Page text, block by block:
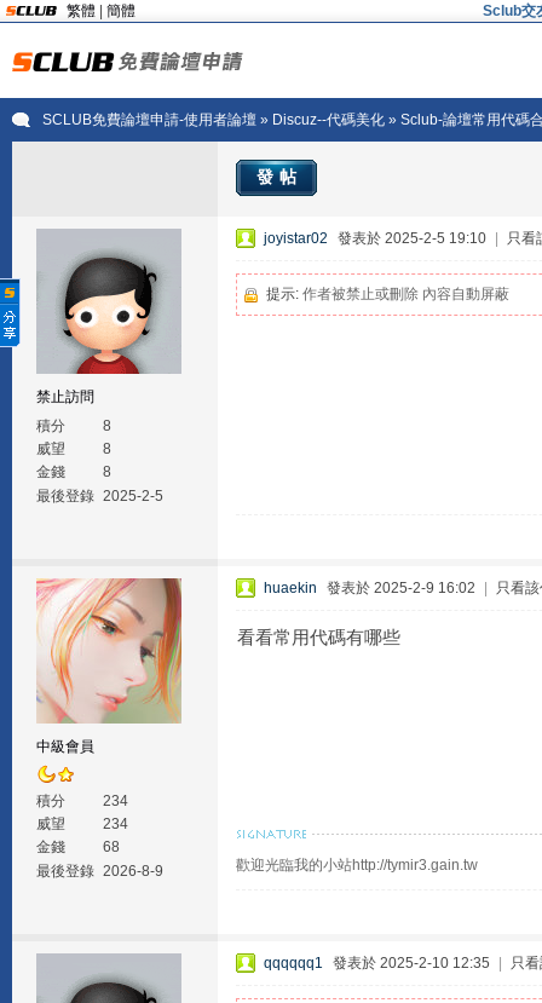
繁體 簡體 Sclub交
SCLUB免費論壇申請-使用者論壇» Discuz--代碼美化» Sclub-論壇常用代碼
發帖
禁止訪問
積分
8
威望
8
金錢
8
最後登錄 2025-2-5
joyistar02 發表於 2025-2-5 19:10 只看
提示: 作者被禁止或刪除 內容自動屏蔽
中級會員
積分
234
威望
234
金錢
68
最後登錄 2026-8-9
huaekin 發表於 2025-2-9 16:02 只看
看看常用代碼有哪些
歡迎光臨我的小站http://tymir3.gain.tw
qqqqqq1 發表於 2025-2-10 12:35 只